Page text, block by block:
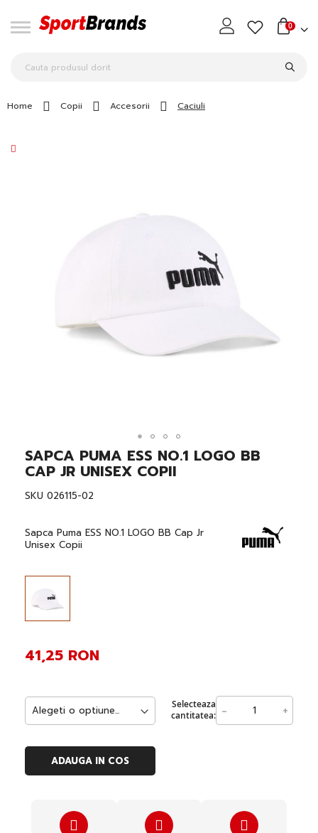
0
Home Copii Accesorii Caciuli
Skip
to
the
beginning
of
gallery
SAPCA PUMA ESS NO.1 LOGO BB
CAP JR UNISEX COPII
SKU 026115-02
Sapca Puma ESS NO.1 LOGO BB Cap Jr
Unisex Copii
Selecteaza
cantitatea: - +
41,25 RON
ADAUGA IN COS